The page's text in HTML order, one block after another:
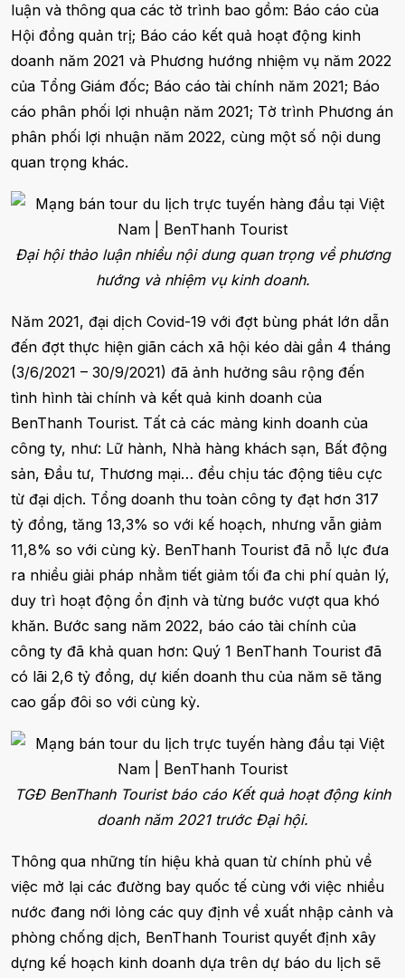
luận và thông qua các tờ trình bao gồm: Báo cáo của
Hội đồng quản trị; Báo cáo kết quả hoạt động kinh
doanh năm 2021 và Phương hướng nhiệm vụ năm 2022
của Tổng Giám đốc; Báo cáo tài chính năm 2021; Báo
cáo phân phối lợi nhuận năm 2021; Tờ trình Phương án
phân phối lợi nhuận năm 2022, cùng một số nội dung
quan trọng khác.
Đại hội thảo luận nhiều nội dung quan trọng về phương
hướng và nhiệm vụ kinh doanh.
Năm 2021, đại dịch Covid-19 với đợt bùng phát lớn dẫn
đến đợt thực hiện giãn cách xã hội kéo dài gần 4 tháng
(3/6/2021 – 30/9/2021) đã ảnh hưởng sâu rộng đến
tình hình tài chính và kết quả kinh doanh của
BenThanh Tourist. Tất cả các mảng kinh doanh của
công ty, như: Lữ hành, Nhà hàng khách sạn, Bất động
sản, Đầu tư, Thương mại… đều chịu tác động tiêu cực
từ đại dịch. Tổng doanh thu toàn công ty đạt hơn 317
tỷ đồng, tăng 13,3% so với kế hoạch, nhưng vẫn giảm
11,8% so với cùng kỳ. BenThanh Tourist đã nỗ lực đưa
ra nhiều giải pháp nhằm tiết giảm tối đa chi phí quản lý,
duy trì hoạt động ổn định và từng bước vượt qua khó
khăn. Bước sang năm 2022, báo cáo tài chính của
công ty đã khả quan hơn: Quý 1 BenThanh Tourist đã
có lãi 2,6 tỷ đồng, dự kiến doanh thu của năm sẽ tăng
cao gấp đôi so với cùng kỳ.
TGĐ BenThanh Tourist báo cáo Kết quả hoạt động kinh
doanh năm 2021 trước Đại hội.
Thông qua những tín hiệu khả quan từ chính phủ về
việc mở lại các đường bay quốc tế cùng với việc nhiều
nước đang nới lỏng các quy định về xuất nhập cảnh và
phòng chống dịch, BenThanh Tourist quyết định xây
dựng kế hoạch kinh doanh dựa trên dự báo du lịch sẽ